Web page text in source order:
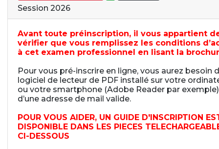
Session 2026
Avant toute préinscription, il vous appartient
vérifier que vous remplissez les conditions
à cet examen professionnel en lisant la
Pour vous pré-inscrire en ligne, vous aurez besoin
logiciel de lecteur de PDF installé sur votre
ou votre smartphone (Adobe Reader par
d’une adresse de mail valide.
POUR VOUS AIDER, UN GUIDE D'INSCRIPTION
DISPONIBLE DANS LES PIECES
CI-DESSOUS